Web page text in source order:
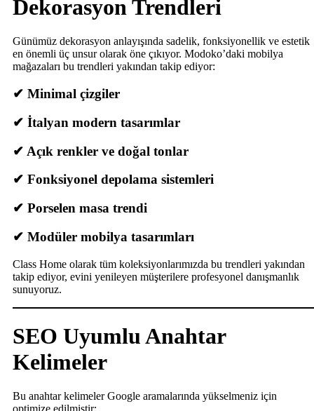
Dekorasyon Trendleri
Günümüz dekorasyon anlayışında sadelik, fonksiyonellik ve estetik
en önemli üç unsur olarak öne çıkıyor. Modoko’daki mobilya
mağazaları bu trendleri yakından takip ediyor:
✔ Minimal çizgiler
✔ İtalyan modern tasarımlar
✔ Açık renkler ve doğal tonlar
✔ Fonksiyonel depolama sistemleri
✔ Porselen masa trendi
✔ Modüler mobilya tasarımları
Class Home olarak tüm koleksiyonlarımızda bu trendleri yakından
takip ediyor, evini yenileyen müşterilere profesyonel danışmanlık
sunuyoruz.
SEO Uyumlu Anahtar
Kelimeler
Bu anahtar kelimeler Google aramalarında yükselmeniz için